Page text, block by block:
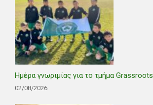
Ημέρα γνωριμίας για το τμήμα Grassroots
02/08/2026